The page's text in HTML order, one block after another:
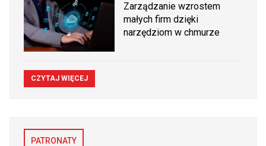
Zarządzanie wzrostem
małych firm dzięki
narzędziom w chmurze
CZYTAJ WIĘCEJ
PATRONATY